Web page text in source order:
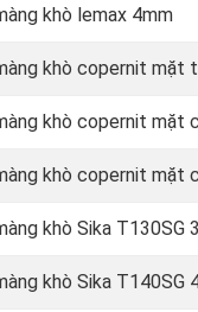
khò lemax 4mm
khò copernit mặt
khò copernit mặt
khò copernit mặt
khò Sika T130SG
khò Sika T140SG